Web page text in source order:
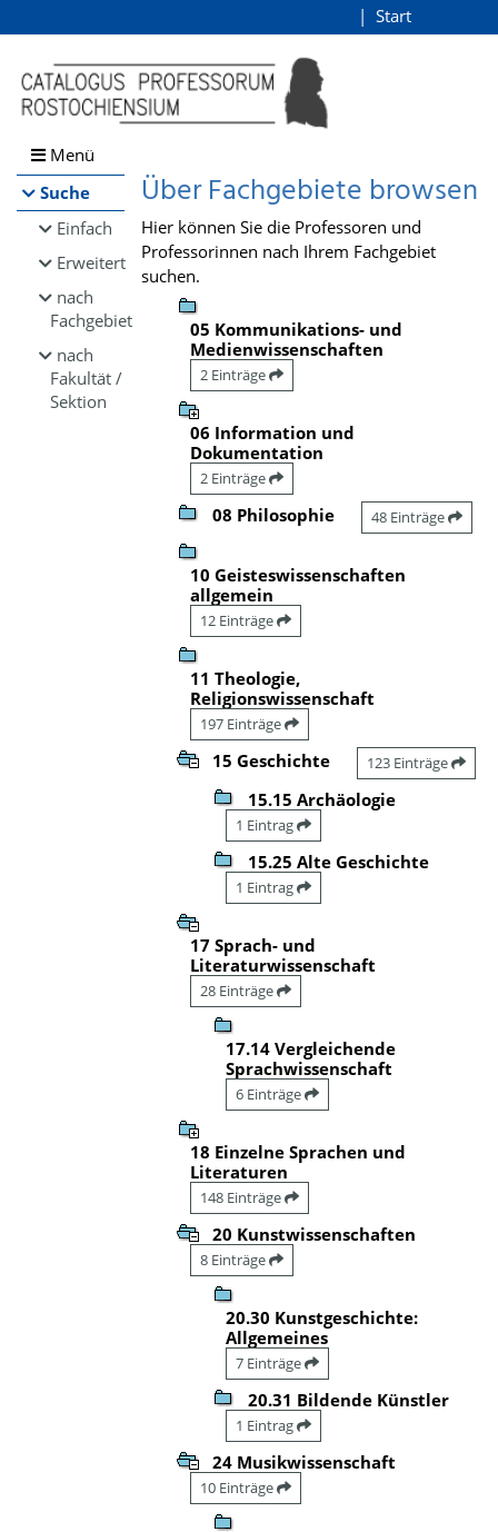
Browsen
direkt zum Inhalt
Start
Menü
Suche
Einfach
Erweitert
nach
Fachgebiet
nach
Fakultät /
Sektion
Über Fachgebiete browsen
Hier können Sie die Professoren und
Professorinnen nach Ihrem Fachgebiet
suchen.
05 Kommunikations- und
Medienwissenschaften
2 Einträge
06 Information und
Dokumentation
2 Einträge
08 Philosophie 48 Einträge
10 Geisteswissenschaften
allgemein
12 Einträge
11 Theologie,
Religionswissenschaft
197 Einträge
15 Geschichte 123 Einträge
15.15 Archäologie
1 Eintrag
15.25 Alte Geschichte
1 Eintrag
17 Sprach- und
Literaturwissenschaft
28 Einträge
17.14 Vergleichende
Sprachwissenschaft
6 Einträge
18 Einzelne Sprachen und
Literaturen
148 Einträge
20 Kunstwissenschaften
8 Einträge
20.30 Kunstgeschichte:
Allgemeines
7 Einträge
20.31 Bildende Künstler
1 Eintrag
24 Musikwissenschaft
10 Einträge